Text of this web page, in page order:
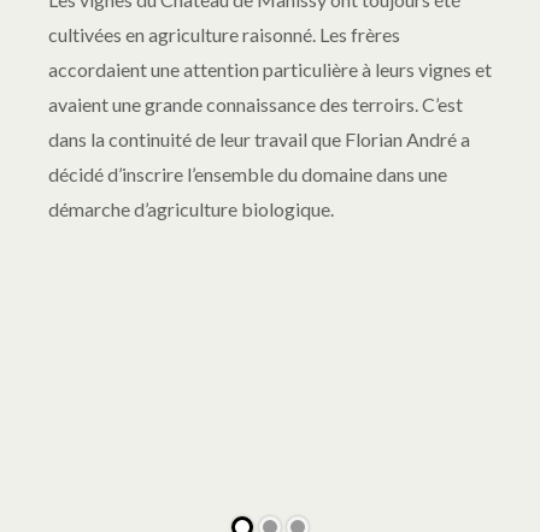
cultivées en agriculture raisonné. Les frères
accordaient une attention particulière à leurs vignes et
avaient une grande connaissance des terroirs. C’est
dans la continuité de leur travail que Florian André a
décidé d’inscrire l’ensemble du domaine dans une
démarche d’agriculture biologique.